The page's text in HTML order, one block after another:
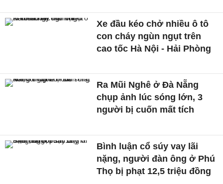
Xe đầu kéo chở nhiều ô tô
con cháy ngùn ngụt trên
cao tốc Hà Nội - Hải Phòng
Ra Mũi Nghê ở Đà Nẵng
chụp ảnh lúc sóng lớn, 3
người bị cuốn mất tích
Bình luận cổ súy vay lãi
nặng, người đàn ông ở Phú
Thọ bị phạt 12,5 triệu đồng